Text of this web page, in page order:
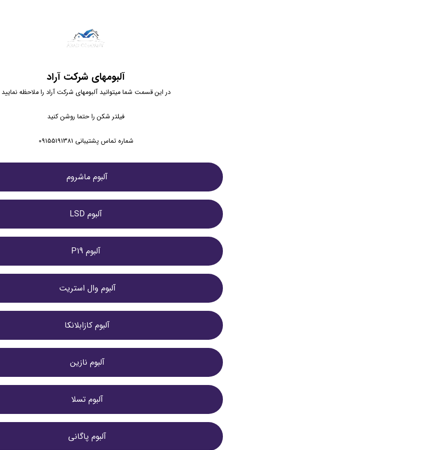
آلبومهای شرکت آراد
در این قسمت شما میتوانید آلبومهای شرکت آراد را ملاحظه نمایید
فیلتر شکن را حتما روشن کنید
شماره تماس پشتیبانی 09155191381
آلبوم ماشروم
آلبوم LSD
آلبوم P19
آلبوم وال استریت
آلبوم کازابلانکا
آلبوم نازین
آلبوم تسلا
آلبوم پاگانی